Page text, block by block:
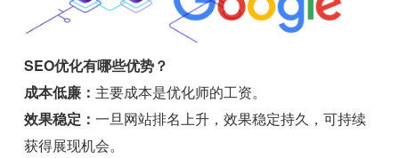
SEO优化有哪些优势？
成本低廉： 主要成本是优化师的工资。
效果稳定：一旦网站排名上升，效果稳定持久，可持续
获得展现机会。